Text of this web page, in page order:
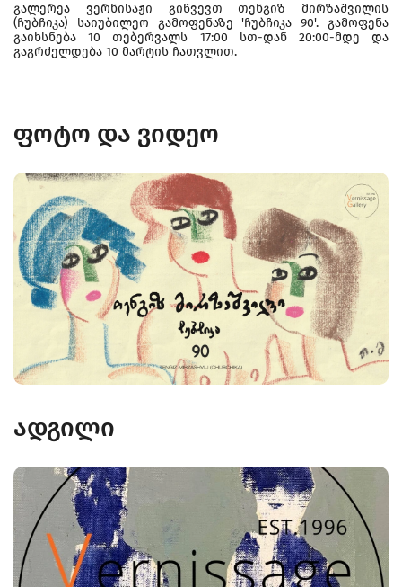
გალერეა ვერნისაჟი გიწვევთ თენგიზ მირზაშვილის
(ჩუბჩიკა) საიუბილეო გამოფენაზე 'ჩუბჩიკა 90'. გამოფენა
გაიხსნება 10 თებერვალს 17:00 სთ-დან 20:00-მდე და
გაგრძელდება 10 მარტის ჩათვლით.
ფოტო და ვიდეო
ადგილი